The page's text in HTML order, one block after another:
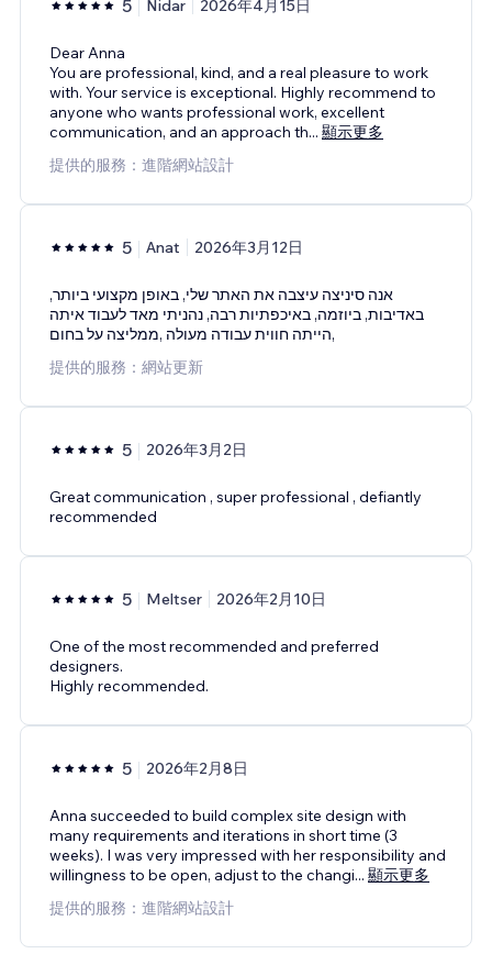
5 Nidar 2026年4月15日
Dear Anna
You are professional, kind, and a real pleasure to work
with. Your service is exceptional. Highly recommend to
anyone who wants professional work, excellent
communication, and an approach th... 顯示更多
提供的服務：進階網站設計
5 Anat 2026年3月12日
אנה סיניצה עיצבה את האתר שלי, באופן מקצועי ביותר,
באדיבות, ביוזמה, באיכפתיות רבה, נהניתי מאד לעבוד איתה
הייתה חווית עבודה מעולה ,ממליצה על בחום,
提供的服務：網站更新
5 2026年3月2日
Great communication , super professional , defiantly
recommended
5 Meltser 2026年2月10日
One of the most recommended and preferred
designers.
Highly recommended.
5 2026年2月8日
Anna succeeded to build complex site design with
many requirements and iterations in short time (3
weeks). I was very impressed with her responsibility and
willingness to be open, adjust to the changi... 顯示更多
提供的服務：進階網站設計